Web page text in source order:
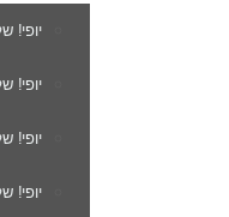
יופי!
יופי!
יופי!
יופי!